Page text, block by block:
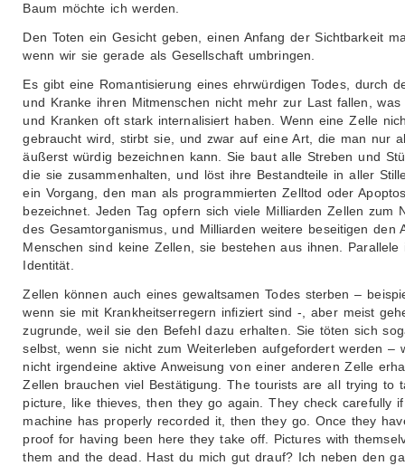
Baum möchte ich werden.
Den Toten ein Gesicht geben, einen Anfang der Sichtbarkeit
wenn wir sie gerade als Gesellschaft umbringen.
Es gibt eine Romantisierung eines ehrwürdigen Todes, durch
und Kranke ihren Mitmenschen nicht mehr zur Last fallen, was
und Kranken oft stark internalisiert haben. Wenn eine Zelle
gebraucht wird, stirbt sie, und zwar auf eine Art, die man nur
äußerst würdig bezeichnen kann. Sie baut alle Streben und
die sie zusammenhalten, und löst ihre Bestandteile in aller
ein Vorgang, den man als programmierten Zelltod oder
bezeichnet. Jeden Tag opfern sich viele Milliarden Zellen zum
des Gesamtorganismus, und Milliarden weitere beseitigen den
Menschen sind keine Zellen, sie bestehen aus ihnen. Parallele
Identität.
Zellen können auch eines gewaltsamen Todes sterben –
wenn sie mit Krankheitserregern infiziert sind -, aber meist
zugrunde, weil sie den Befehl dazu erhalten. Sie töten sich
selbst, wenn sie nicht zum Weiterleben aufgefordert werden –
nicht irgendeine aktive Anweisung von einer anderen Zelle
Zellen brauchen viel Bestätigung. The tourists are all trying to
picture, like thieves, then they go again. They check carefully
machine has properly recorded it, then they go. Once they
proof for having been here they take off. Pictures with
them and the dead. Hast du mich gut drauf? Ich neben den